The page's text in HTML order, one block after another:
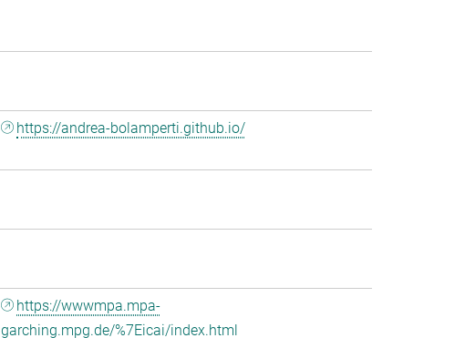
https://andrea-bolamperti.github.io/
https://wwwmpa.mpa-
garching.mpg.de/%7Eicai/index.html